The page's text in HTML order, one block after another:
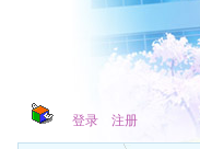
登录 注册